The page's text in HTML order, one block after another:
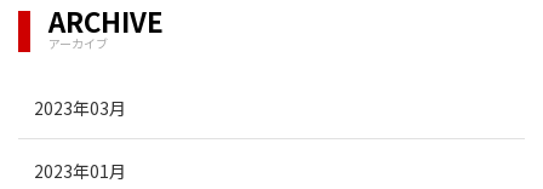
ARCHIVE
アーカイブ
2023年03月
2023年01月